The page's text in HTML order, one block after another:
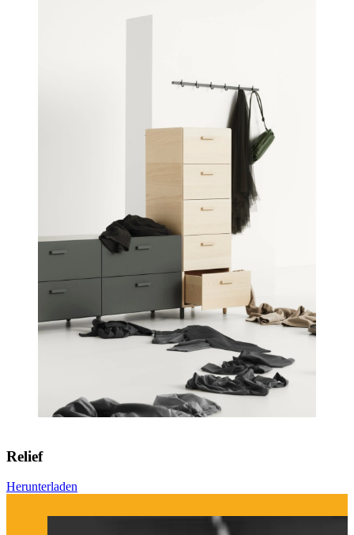
Relief
Herunterladen